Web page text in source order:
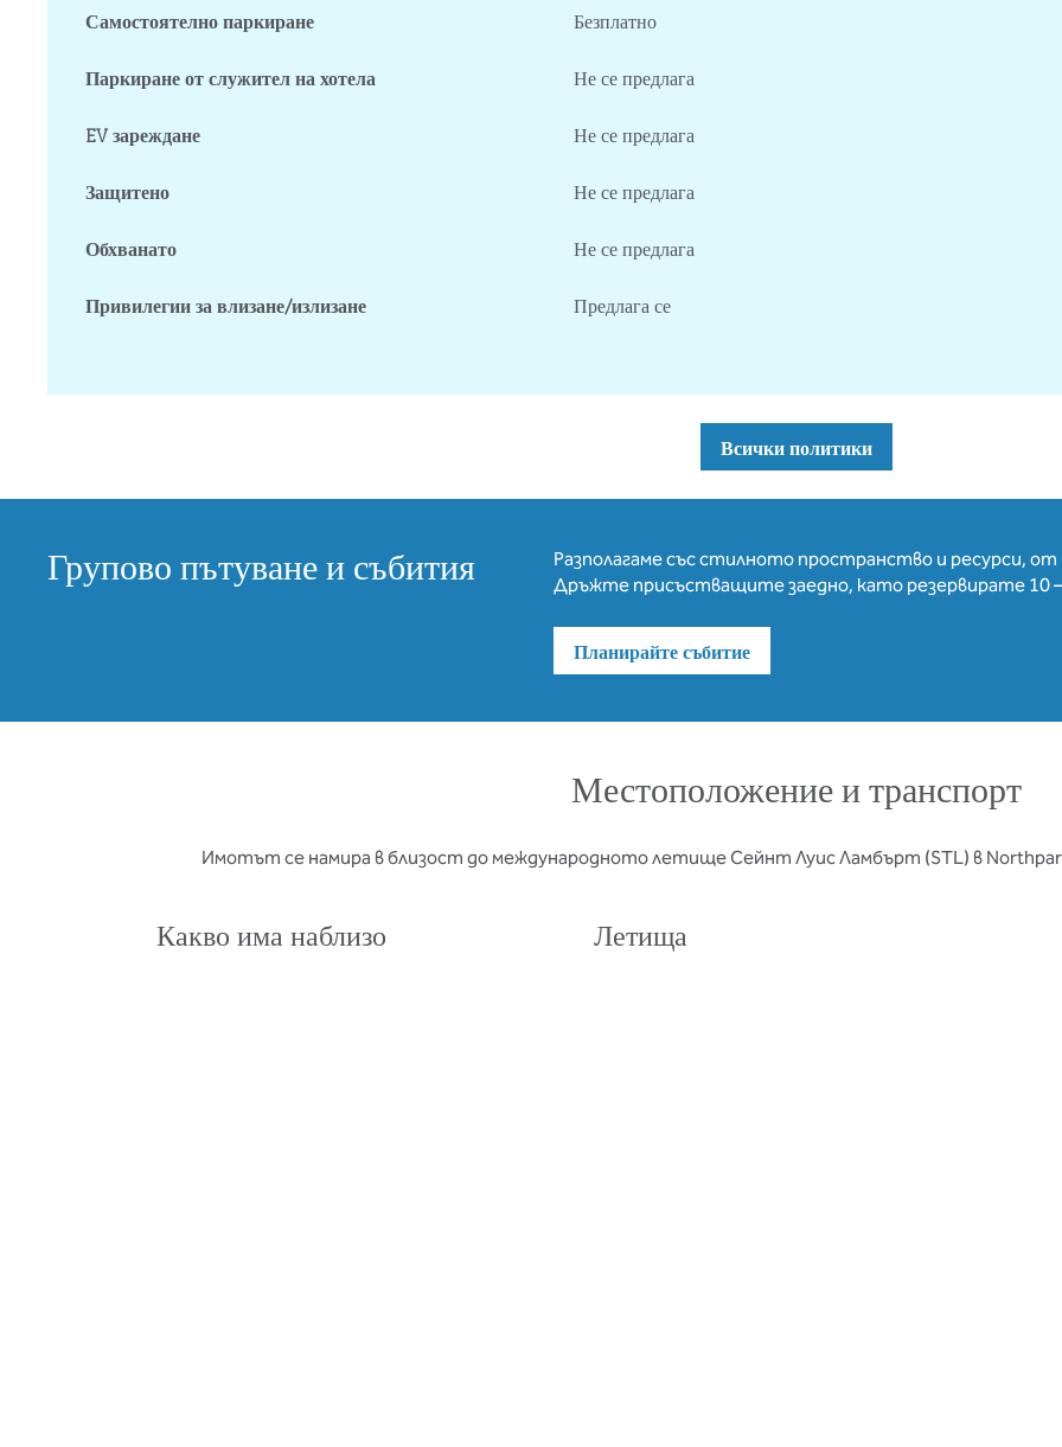
Самостоятелно паркиране
Безплатно
Паркиране от служител на хотела
Не се предлага
EV зареждане
Не се предлага
Защитено
Не се предлага
Обхванато
Не се предлага
Привилегии за влизане/излизане
Предлага се
Всички политики
Групово пътуване и събития
Разполагаме със стилното пространство и ресурси,
Дръжте присъстващите заедно, като резервирате 10 –
Планирайте събитие
Местоположение и транспорт
Имотът се намира в близост до международното летище Сейнт Луис Ламбърт (STL) в
Какво има наблизо Летища